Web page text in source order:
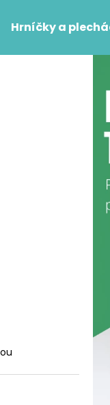
Hrníčky a